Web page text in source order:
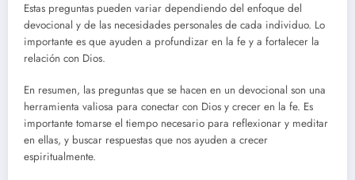
Estas preguntas pueden variar dependiendo del enfoque del
devocional y de las necesidades personales de cada individuo. Lo
importante es que ayuden a profundizar en la fe y a fortalecer la
relación con Dios.
En resumen, las preguntas que se hacen en un devocional son una
herramienta valiosa para conectar con Dios y crecer en la fe. Es
importante tomarse el tiempo necesario para reflexionar y meditar
en ellas, y buscar respuestas que nos ayuden a crecer
espiritualmente.